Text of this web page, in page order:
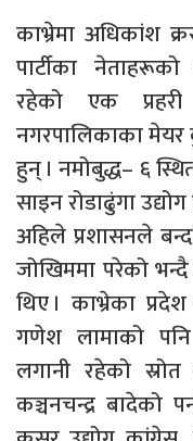
काभ्रेमा अधिकांश
पार्टीका नेताहरूको
रहेको एक प्रहरी
नगरपालिकाका
हुन् । नमोबुद्ध– ६
साइन रोडाढुंगा
अहिले प्रशासनले
जोखिममा परेको
थिए । काभ्रेका
गणेश लामाको पनि
लगानी रहेको
कञ्चनचन्द्र बादेको